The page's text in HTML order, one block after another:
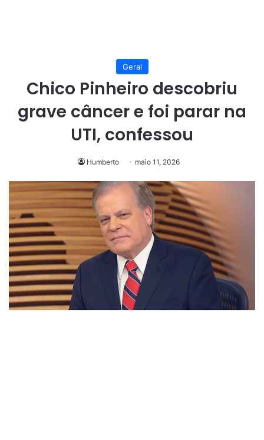
Geral
Chico Pinheiro descobriu
grave câncer e foi parar na
UTI, confessou
Humberto maio 11, 2026